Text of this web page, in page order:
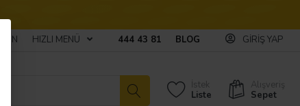
HIZLI MENÜ 444 43 81 BLOG GIRIŞ YAP
İstek
Liste
Alışveriş
Sepet